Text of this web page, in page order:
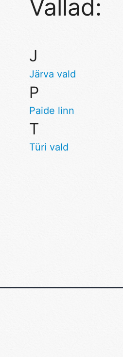
Vallad:
J
Järva vald
P
Paide linn
T
Türi vald